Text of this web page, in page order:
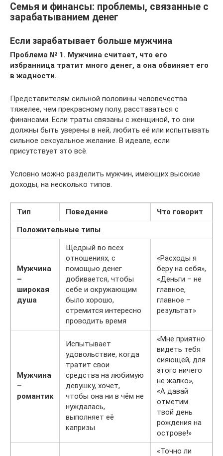
Семья и финансы: проблемы, связанные с
зарабатыванием денег
Если зарабатывает больше мужчина
Проблема № 1. Мужчина считает, что его
избранница тратит много денег, а она обвиняет его
в жадности.
Представителям сильной половины человечества
тяжелее, чем прекрасному полу, расставаться с
финансами. Если траты связаны с женщиной, то они
должны быть уверены в ней, любить её или испытывать
сильное сексуальное желание. В идеале, если
присутствует это всё.
Условно можно разделить мужчин, имеющих высокие
доходы, на несколько типов.
Тип Поведение
Что говорит
Положительные типы
Мужчина
–
широкая
душа
Щедрый во всех
отношениях, с
помощью денег
добивается, чтобы
себе и окружающим
было хорошо,
стремится интересно
проводить время
«Расходы я
беру на себя»,
«Деньги – не
главное,
главное –
результат»
Мужчина
–
романтик
Испытывает
удовольствие, когда
тратит свои
средства на любимую
девушку, хочет,
чтобы она ни в чём не
нуждалась,
выполняет её
капризы
«Мне приятно
видеть тебя
сияющей, для
этого ничего
не жалко»,
«А давай
отметим
твой день
рождения на
острове!»
«Точно ли